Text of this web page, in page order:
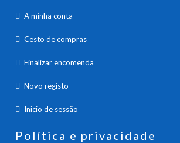
A minha conta
Cesto de compras
Finalizar encomenda
Novo registo
Inicio de sessão
Política e privacidade